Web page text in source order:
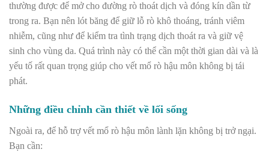
thường được để mở cho đường rò thoát dịch và đóng kín dần từ
trong ra. Bạn nên lót băng để giữ lỗ rò khô thoáng, tránh viêm
nhiễm, cũng như để kiểm tra tình trạng dịch thoát ra và giữ vệ
sinh cho vùng da. Quá trình này có thể cần một thời gian dài và là
yếu tố rất quan trọng giúp cho vết mổ rò hậu môn không bị tái
phát.
Những điều chỉnh cần thiết về lối sống
Ngoài ra, để hỗ trợ vết mổ rò hậu môn lành lặn không bị trở ngại.
Bạn cần: